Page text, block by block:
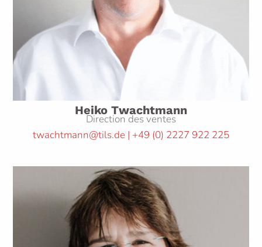
Heiko Twachtmann
Direction des ventes
twachtmann@tils.de | +49 (0) 2227 922 225